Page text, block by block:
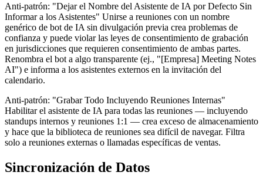
Anti-patrón: "Dejar el Nombre del Asistente de IA por Defecto Sin
Informar a los Asistentes" Unirse a reuniones con un nombre
genérico de bot de IA sin divulgación previa crea problemas de
confianza y puede violar las leyes de consentimiento de grabación
en jurisdicciones que requieren consentimiento de ambas partes.
Renombra el bot a algo transparente (ej., "[Empresa] Meeting Notes
AI") e informa a los asistentes externos en la invitación del
calendario.
Anti-patrón: "Grabar Todo Incluyendo Reuniones Internas"
Habilitar el asistente de IA para todas las reuniones — incluyendo
standups internos y reuniones 1:1 — crea exceso de almacenamiento
y hace que la biblioteca de reuniones sea difícil de navegar. Filtra
solo a reuniones externas o llamadas específicas de ventas.
Sincronización de Datos